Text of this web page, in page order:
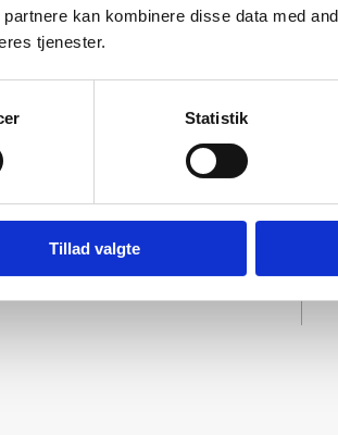
kan kombinere disse data med
tjenester.
Statistik
Tillad valgte